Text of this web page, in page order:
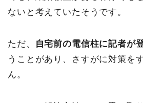
ないと考えていたそうです。
ただ、 自宅前の電信柱に記者が
うことがあり、さすがに対策を
ん。